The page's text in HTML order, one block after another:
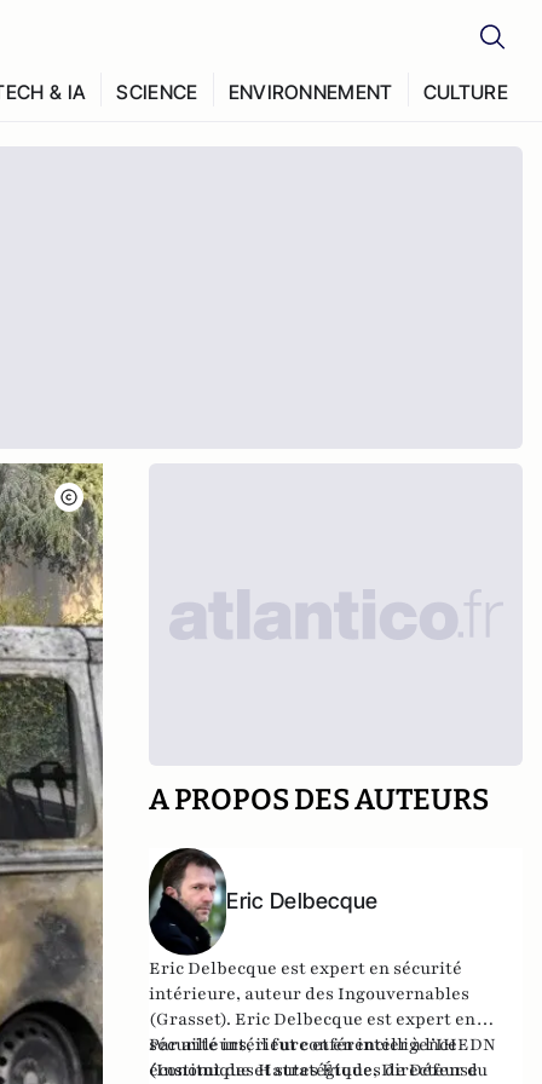
& IA SCIENCE ENVIRONNEMENT CULTURE
A PROPOS DES AUTEURS
Eric Delbecque
Eric Delbecque est expert en sécurité
intérieure, auteur des Ingouvernables
(Grasset). Eric Delbecque est expert en
sécurité intérieure et en intelligence
économique et stratégique, Directeur du
Par ailleurs, il fut conférencier à l’IHEDN
(Institut des Hautes Études de Défense